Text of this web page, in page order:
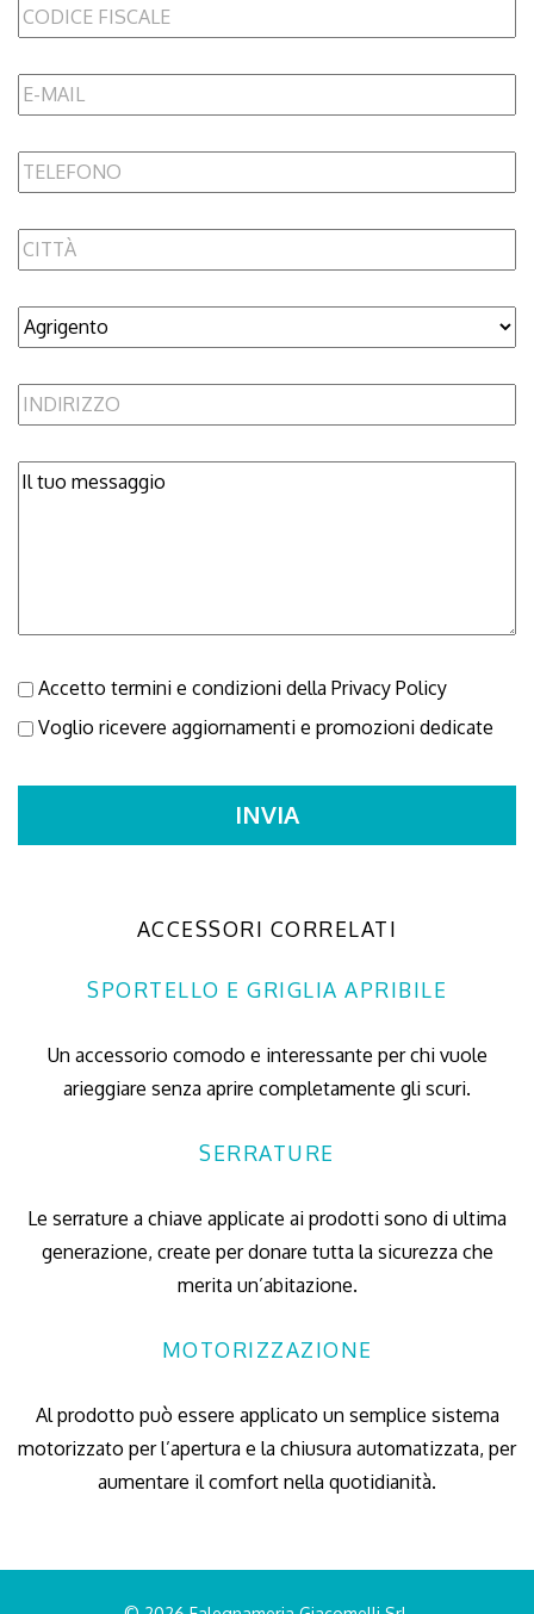
Accetto termini e condizioni della Privacy Policy
Voglio ricevere aggiornamenti e promozioni dedicate
ACCESSORI CORRELATI
SPORTELLO E GRIGLIA APRIBILE
Un accessorio comodo e interessante per chi vuole
arieggiare senza aprire completamente gli scuri.
SERRATURE
Le serrature a chiave applicate ai prodotti sono di ultima
generazione, create per donare tutta la sicurezza che
merita un’abitazione.
MOTORIZZAZIONE
Al prodotto può essere applicato un semplice sistema
motorizzato per l’apertura e la chiusura automatizzata, per
aumentare il comfort nella quotidianità.